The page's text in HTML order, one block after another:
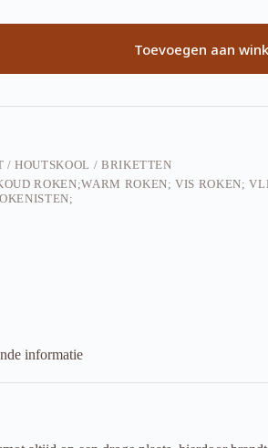
Toevoegen aan
/ HOUTSKOOL / BRIKETTEN
ROKEN;WARM ROKEN; VIS ROKEN;
informatie